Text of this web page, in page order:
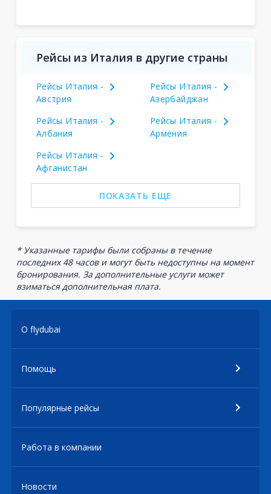
Рейсы из Италия в другие страны
Рейсы Италия -
Австрия
Рейсы Италия -
Азербайджан
Рейсы Италия -
Албания
Рейсы Италия -
Армения
Рейсы Италия -
Афганистан
ПОКАЗАТЬ ЕЩЕ
* Указанные тарифы были собраны в течение
последних 48 часов и могут быть недоступны на момент
бронирования. За дополнительные услуги может
взиматься дополнительная плата.
О flydubai
Помощь
Популярные рейсы
Работа в компании
Новости